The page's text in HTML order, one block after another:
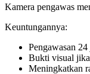
Kamera pengawas
Keuntungannya:
Pengawasan 24
Bukti visual
Meningkatkan